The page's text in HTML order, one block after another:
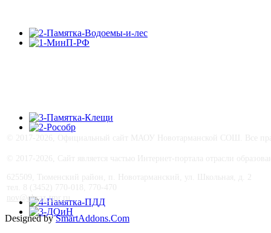
nov@obraz-tmr.ru
Designed bySmartAddons.Com